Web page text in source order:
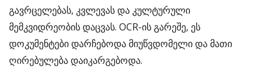
გავრცელებას, კვლევას და კულტურული
მემკვიდრეობის დაცვას. OCR-ის გარეშე, ეს
დოკუმენტები დარჩებოდა მიუწვდომელი და მათი
ღირებულება დაიკარგებოდა.